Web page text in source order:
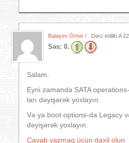
Balayev Ömər / . Dərc edilib:A
Səs: 0.
Salam.
Eyni zamanda SATA
ları dəyişərək yoxlayın.
Və ya boot options-da Legacy
dəyişərək yoxlayın.
Cavab yazmaq üçün daxil olun